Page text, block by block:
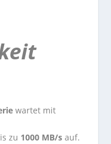
wartet mit
zu 1000 MB/s auf.